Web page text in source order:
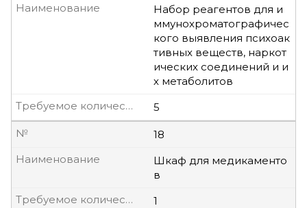
Набор реагентов для и
ммунохроматографичес
кого выявления психоак
тивных веществ, наркот
ических соединений и и
х метаболитов
Наименование
5
Требуемое количество, шт
18
№
Шкаф для медикаменто
в
Наименование
1
Требуемое количество, шт